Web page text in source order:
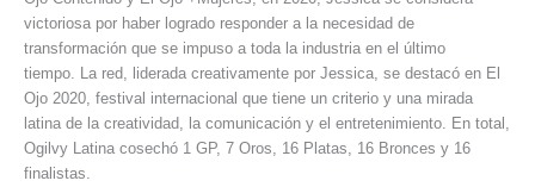
victoriosa por haber logrado responder a la necesidad de
transformación que se impuso a toda la industria en el último
tiempo. La red, liderada creativamente por Jessica, se destacó en El
Ojo 2020, festival internacional que tiene un criterio y una mirada
latina de la creatividad, la comunicación y el entretenimiento. En total,
Ogilvy Latina cosechó 1 GP, 7 Oros, 16 Platas, 16 Bronces y 16
finalistas.